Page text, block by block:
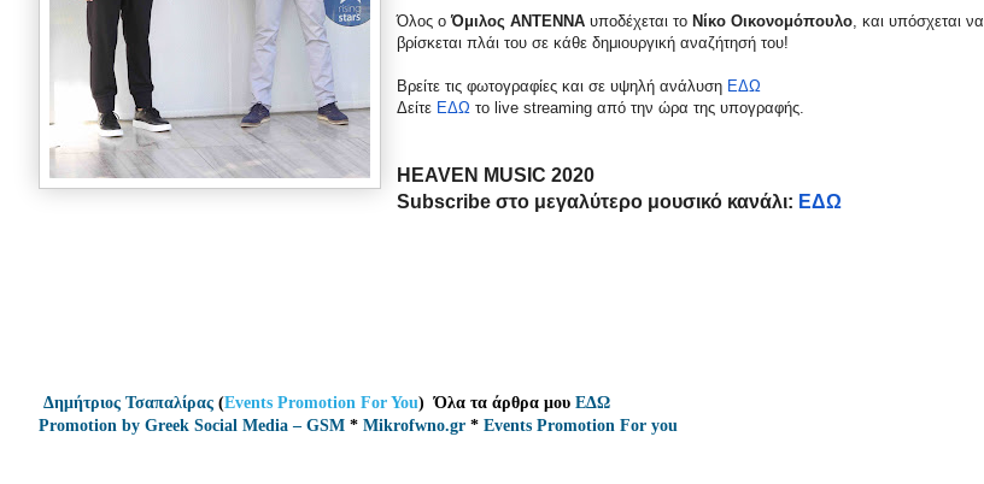
Όλος οΌμιλος ΑΝΤΕΝΝΑ υποδέχεται το Νίκο Οικονομόπουλο, και υπόσχεται να
βρίσκεται πλάι του σε κάθε δημιουργική αναζήτησή του!
Βρείτε τις φωτογραφίες και σε υψηλή ανάλυση ΕΔΩ
Δείτε ΕΔΩ το live streaming από την ώρα της υπογραφής.
HEAVEN MUSIC 2020
Subscribe στο μεγαλύτερο μουσικό κανάλι: ΕΔΩ
Δημήτριος Τσαπαλίρας (Events Promotion For You) Όλα τα άρθρα μου ΕΔΩ
Promotion by Greek Social Media – GSM * Mikrofwno.gr * Events Promotion For you